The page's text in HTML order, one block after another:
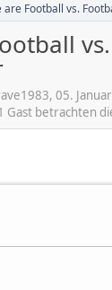
are Football vs.
05.
Gast betrachten